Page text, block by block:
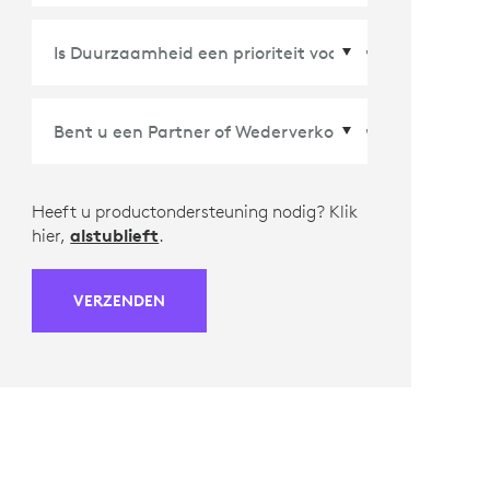
Land/Regio *
Heeft u productondersteuning nodig? Klik
hier,alstublieft.
VERZENDEN